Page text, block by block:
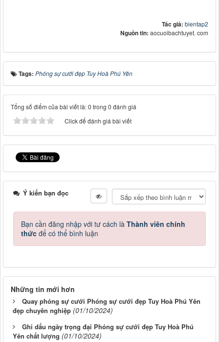
Tác giả: bientap2
Nguồn tin: aocuoibachtuyet. com
Tags: Phóng sự cưới đẹp Tuy Hoà Phú Yên
Tổng số điểm của bài viết là: 0 trong 0 đánh giá
Click để đánh giá bài viết
Ý kiến bạn đọc
Bạn cần đăng nhập với tư cách là Thành viên chính
thức để có thể bình luận
Những tin mới hơn
Quay phóng sự cưới Phóng sự cưới đẹp Tuy Hoà Phú Yên
đẹp chuyên nghiệp (01/10/2024)
Ghi dấu ngày trọng đại Phóng sự cưới đẹp Tuy Hoà Phú
Yên chất lượng (01/10/2024)